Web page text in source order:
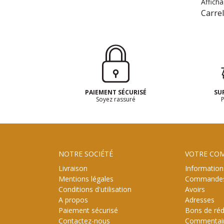
PAIEMENT SÉCURISÉ
Soyez rassuré
NOTRE SOCIÉTÉ
Livraison
Mentions légales
Conditions d'utilisation
A propos
Paiement sécurisé
Contactez-nous
VOTRE
Avoirs
Adresses
Bons de